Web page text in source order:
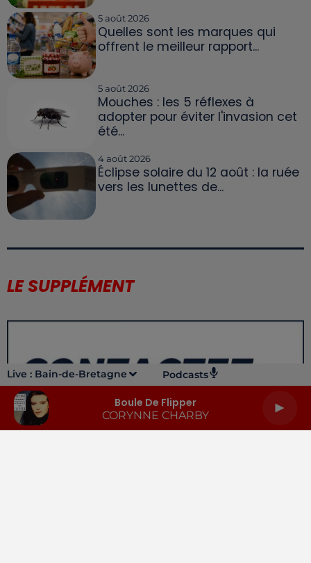
Live : Bain-de-Bretagne Podcasts
Boule De Flipper
CORYNNE CHARBY
5 août 2026
Quelles sont les marques qui
offrent le meilleur rapport...
5 août 2026
Mouches : les 5 réflexes à
adopter pour éviter l'invasion cet
été...
4 août 2026
Éclipse solaire du 12 août : la ruée
vers les lunettes de...
LE SUPPLÉMENT